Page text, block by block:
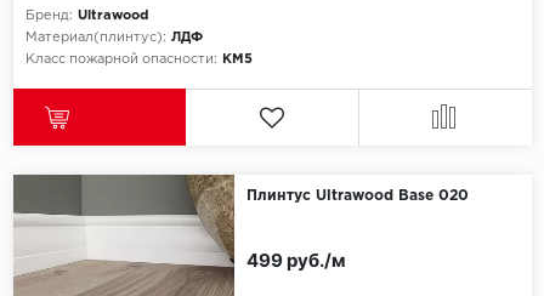
Icon Floor
Бренд: Ultrawood
Материал(плинтус): ЛДФ
Класс пожарной опасности:
КМ5
Плинтус Ultrawood Base 020
499 руб./м